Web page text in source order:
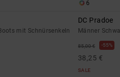
mit Schnürsenkeln
6
DC Pradoe
Männer
85,00 € 55%
38,25 €
SALE